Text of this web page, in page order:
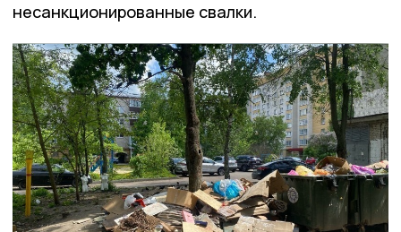
несанкционированные свалки.